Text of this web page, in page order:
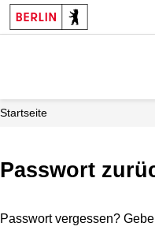
Startseite
Passwort
Passwort vergessen?